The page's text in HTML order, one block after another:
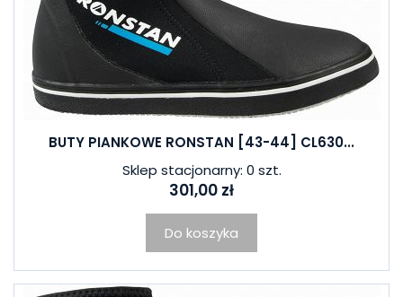
BUTY PIANKOWE RONSTAN [43-44] CL630...
Sklep stacjonarny: 0 szt.
301,00 zł
Do koszyka